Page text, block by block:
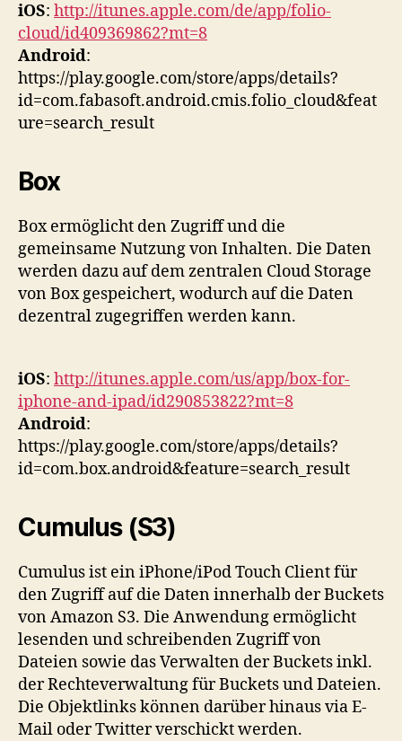
iOS: http://itunes.apple.com/de/app/folio-
cloud/id409369862?mt=8
Android:
https://play.google.com/store/apps/details?
id=com.fabasoft.android.cmis.folio_cloud&feat
ure=search_result
Box
Box ermöglicht den Zugriff und die
gemeinsame Nutzung von Inhalten. Die Daten
werden dazu auf dem zentralen Cloud Storage
von Box gespeichert, wodurch auf die Daten
dezentral zugegriffen werden kann.
iOS: http://itunes.apple.com/us/app/box-for-
iphone-and-ipad/id290853822?mt=8
Android:
https://play.google.com/store/apps/details?
id=com.box.android&feature=search_result
Cumulus (S3)
Cumulus ist ein iPhone/iPod Touch Client für
den Zugriff auf die Daten innerhalb der Buckets
von Amazon S3. Die Anwendung ermöglicht
lesenden und schreibenden Zugriff von
Dateien sowie das Verwalten der Buckets inkl.
der Rechteverwaltung für Buckets und Dateien.
Die Objektlinks können darüber hinaus via E-
Mail oder Twitter verschickt werden.